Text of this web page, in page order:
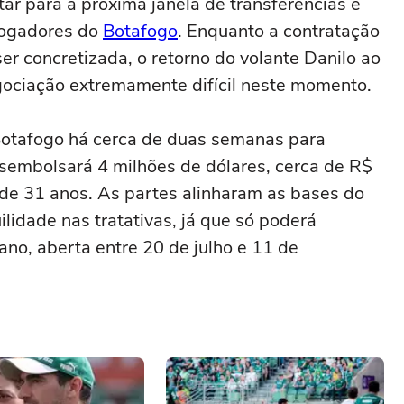
do Botafogo. Enquanto a contratação
concretizada, o retorno do volante Danilo ao
extremamente difícil neste momento.
há cerca de duas semanas para
4 milhões de dólares, cerca de R$
31 anos. As partes alinharam as bases do
nas tratativas, já que só poderá
aberta entre 20 de julho e 11 de